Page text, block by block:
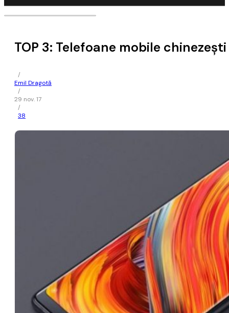
TOP 3: Telefoane mobile
/
Emil Dragotă
/
29 nov. 17
/
38